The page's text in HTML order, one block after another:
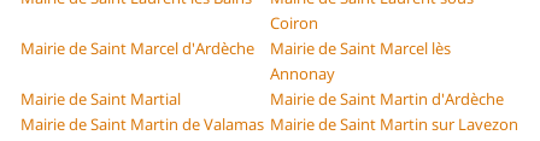
Coiron
Mairie de Saint Marcel d'Ardèche
Mairie de Saint Marcel lès
Annonay
Mairie de Saint Martial
Mairie de Saint Martin d'Ardèche
Mairie de Saint Martin de Valamas Mairie de Saint Martin sur Lavezon